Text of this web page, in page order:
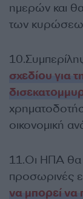
ημερών και
των
σχεδίου για
οικονομική
11.Οι ΗΠΑ θα
προσωρινές
να μπορεί να